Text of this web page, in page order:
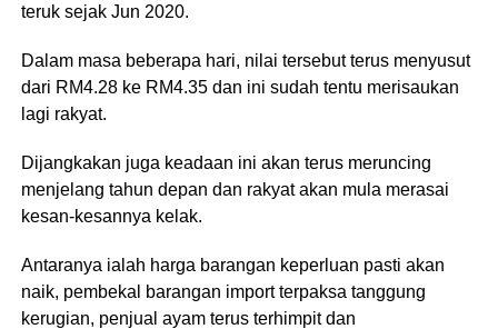
teruk sejak Jun 2020.
Dalam masa beberapa hari, nilai tersebut terus menyusut
dari RM4.28 ke RM4.35 dan ini sudah tentu merisaukan
lagi rakyat.
Dijangkakan juga keadaan ini akan terus meruncing
menjelang tahun depan dan rakyat akan mula merasai
kesan-kesannya kelak.
Antaranya ialah harga barangan keperluan pasti akan
naik, pembekal barangan import terpaksa tanggung
kerugian, penjual ayam terus terhimpit dan